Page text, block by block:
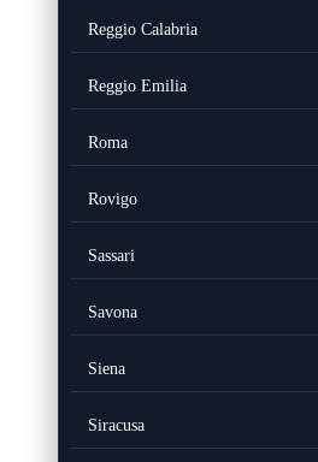
Reggio Calabria
Reggio Emilia
Roma
Rovigo
Sassari
Savona
Siena
Siracusa